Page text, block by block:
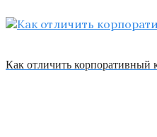
Как отличить корпоративный